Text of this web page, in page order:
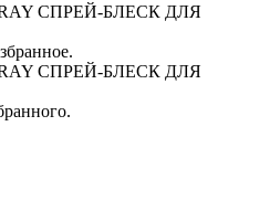
СПРЕЙ-БЛЕСК ДЛЯ
СПРЕЙ-БЛЕСК ДЛЯ